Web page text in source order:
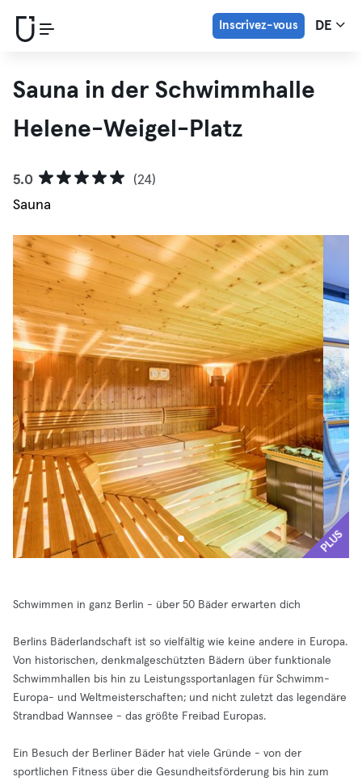
Inscrivez-vous DE
Sauna in der Schwimmhalle
Helene-Weigel-Platz
5.0
(24)
Sauna
PLUS
Schwimmen in ganz Berlin - über 50 Bäder erwarten dich
Berlins Bäderlandschaft ist so vielfältig wie keine andere in Europa.
Von historischen, denkmalgeschützten Bädern über funktionale
Schwimmhallen bis hin zu Leistungssportanlagen für Schwimm-
Europa- und Weltmeisterschaften; und nicht zuletzt das legendäre
Strandbad Wannsee - das größte Freibad Europas.
Ein Besuch der Berliner Bäder hat viele Gründe - von der
sportlichen Fitness über die Gesundheitsförderung bis hin zum